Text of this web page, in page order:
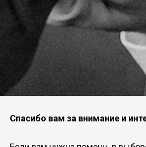
Спасибо вам за внимание и